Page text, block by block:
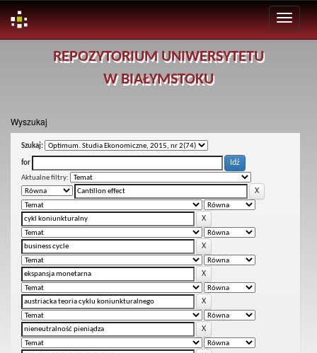
REPOZYTORIUM UNIWERSYTETU
W BIAŁYMSTOKU
Wyszukaj
Szukaj:
for
Aktualne filtry: